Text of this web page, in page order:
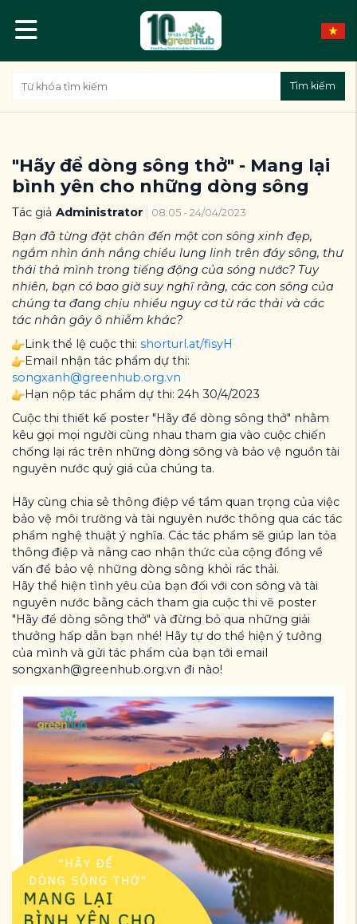
Tìm kiếm
"Hãy để dòng sông thở" - Mang lại
bình yên cho những dòng sông
Tác giả Administrator 08:05 - 24/04/2023
Bạn đã từng đặt chân đến một con sông xinh đẹp,
ngắm nhìn ánh nắng chiều lung linh trên đáy sông, thư
thái thả mình trong tiếng động của sóng nước? Tuy
nhiên, bạn có bao giờ suy nghĩ rằng, các con sông của
chúng ta đang chịu nhiều nguy cơ từ rác thải và các
tác nhân gây ô nhiễm khác?
Link thể lệ cuộc thi: shorturl.at/fisyH
Email nhận tác phẩm dự thi:
songxanh@greenhub.org.vn
Hạn nộp tác phẩm dự thi: 24h 30/4/2023
Cuộc thi thiết kế poster "Hãy để dòng sông thở" nhằm
kêu gọi mọi người cùng nhau tham gia vào cuộc chiến
chống lại rác trên những dòng sông và bảo vệ nguồn tài
nguyên nước quý giá của chúng ta.
Hãy cùng chia sẻ thông điệp về tầm quan trọng của việc
bảo vệ môi trường và tài nguyên nước thông qua các tác
phẩm nghệ thuật ý nghĩa. Các tác phẩm sẽ giúp lan tỏa
thông điệp và nâng cao nhận thức của cộng đồng về
vấn đề bảo vệ những dòng sông khỏi rác thải.
Hãy thể hiện tình yêu của bạn đối với con sông và tài
nguyên nước bằng cách tham gia cuộc thi vẽ poster
"Hãy để dòng sông thở" và đừng bỏ qua những giải
thưởng hấp dẫn bạn nhé! Hãy tự do thể hiện ý tưởng
của mình và gửi tác phẩm của bạn tới email
songxanh@greenhub.org.vn đi nào!